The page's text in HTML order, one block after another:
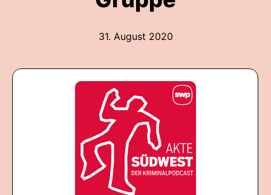
31. August 2020